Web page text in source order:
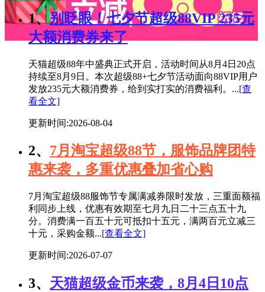
1、 别眨眼！七夕节超级88VIP 235元
大额消费券来了
天猫超级88年中盛典正式开启，活动时间从8月4日20点
持续至8月9日。本次超级88+七夕节活动面向88VIP用户
发放235元大额消费券，给到实打实的消费福利。...[查
看全文]
更新时间:2026-08-04
2、 7月淘宝超级88节，服饰品牌团特
惠来袭，多重优惠叠加省心购
7月淘宝超级88服饰节专属满减券限时发放，三重面额福
利同步上线，优惠有效期至七月九日二十三点五十九
分。消费满一百五十元可抵扣十五元，满两百元立减三
十元，采购金额...[查看全文]
更新时间:2026-07-07
3、 天猫超级金币来袭，8月4日10点